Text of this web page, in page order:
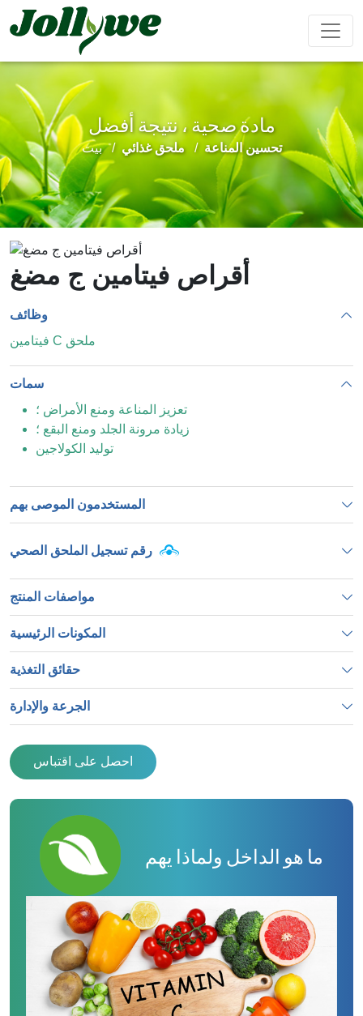
تخفيف
الإمساك
مكمل
غذائي
لإنقاص
الوزن
تحسين
المناعة
تعزيز
الذكور
على القلب
والأوعية
الدموية
لزيادة
حبوب كبسولات مشروب بودرة
مشروب سائل
مادة صحية ، نتيجة أفضل
بيت ملحق غذائي تحسين المناعة
أقراص فيتامين ج مضغ
وظائف
فيتامين C ملحق
سمات
توليد الكولاجين
المستخدمون الموصى بهم
رقم تسجيل الملحق الصحي
مواصفات المنتج
المكونات الرئيسية
حقائق التغذية
الجرعة والإدارة
احصل على اقتباس
ما هو الداخل ولماذا يهم